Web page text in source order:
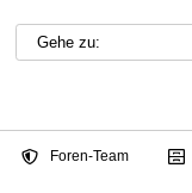
Foren-Team